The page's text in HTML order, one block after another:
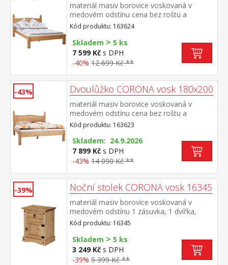
materiál masiv borovice voskovaná v
medovém odstínu cena bez roštu a
matrace doporučený rozměr matrace 140 ×
200 cm a rošt R3 součást sestavy Corona
Kód produktu: 163624
Skladem > 5 ks
7 599 Kč s DPH
-40% 12 699 Kč **
-43% Dvoulůžko CORONA vosk 180x200
materiál masiv borovice voskovaná v
medovém odstínu cena bez roštu a
matrace doporučený rozměr matrace 180 ×
200 cm nebo 2 kusy 90 × 200 cm a rošt R4
nebo 2 kusy R1 součást sestavy Corona
Kód produktu: 163623
Skladem: 24.9.2026
7 899 Kč s DPH
-43% 14 090 Kč **
-39% Noční stolek CORONA vosk 16345
materiál masiv borovice voskovaná v
medovém odstínu 1 zásuvka, 1 dvířka,
hloubka zásuvky 30 cm, kovové ozdobné
úchytky možnost montáže pantů na levou i
pravou stranu součást sestavy Corona
Kód produktu: 16345
Skladem > 5 ks
3 249 Kč s DPH
-39% 5 399 Kč **